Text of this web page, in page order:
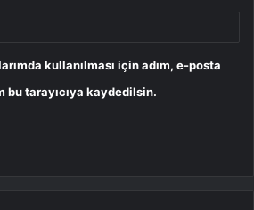
kullanılması için adım, e-posta
bu tarayıcıya kaydedilsin.